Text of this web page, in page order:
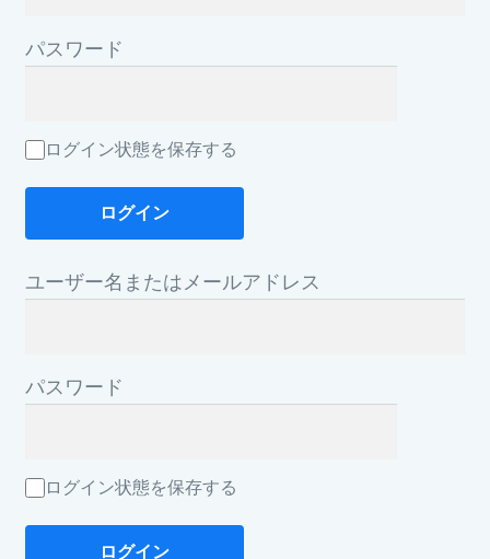
パスワード
ログイン状態を保存する
ユーザー名またはメールアドレス
パスワード
ログイン状態を保存する